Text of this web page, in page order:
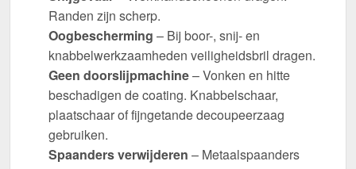
Randen zijn scherp.
Oogbescherming – Bij boor-, snij- en
knabbelwerkzaamheden veiligheidsbril dragen.
Geen doorslijpmachine– Vonken en hitte
beschadigen de coating. Knabbelschaar,
plaatschaar of fijngetande decoupeerzaag
gebruiken.
Spaanders verwijderen – Metaalspaanders